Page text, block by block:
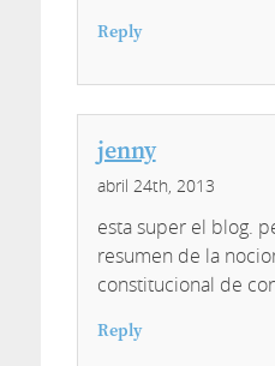
Reply
jenny
abril 24th, 2013
esta super el blog.
resumen de la
constitucional de
Reply